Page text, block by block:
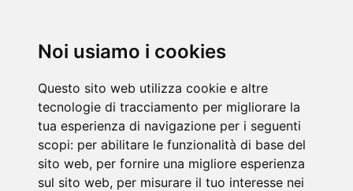
Noi usiamo i cookies
Questo sito web utilizza cookie e altre
tecnologie di tracciamento per migliorare la
tua esperienza di navigazione per i seguenti
scopi: per abilitare le funzionalità di base del
sito web, per fornire una migliore esperienza
sul sito web, per misurare il tuo interesse nei